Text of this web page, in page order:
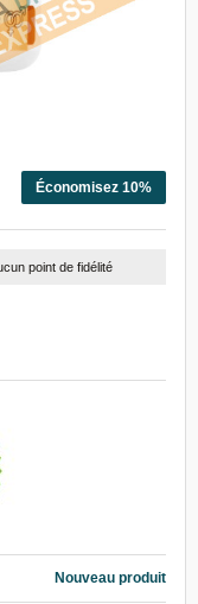
Économisez 10%
point de fidélité
Nouveau produit